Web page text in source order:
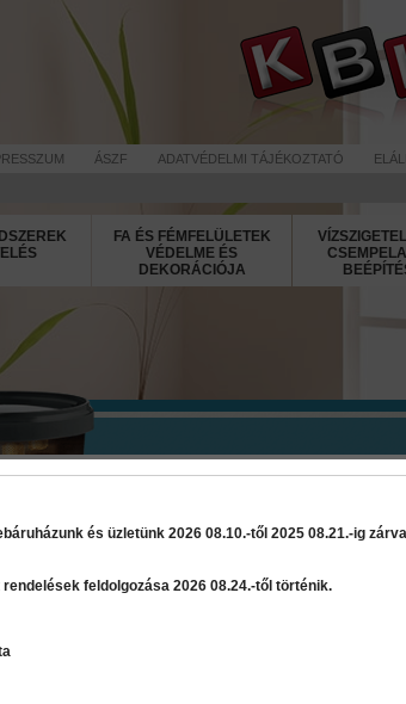
ÁSZF ADATVÉDELMI TÁJÉKOZTATÓ
FA ÉS FÉMFELÜLETEK
VÉDELME ÉS
DEKORÁCIÓJA
Decor
és üzletünk 2026 08.10.-től 2025 08.21.-ig
feldolgozása 2026 08.24.-től történik.